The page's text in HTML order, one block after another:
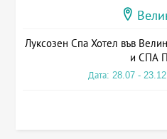
Луксозен Спа Хотел във
и СПА
Дата: 28.07 -